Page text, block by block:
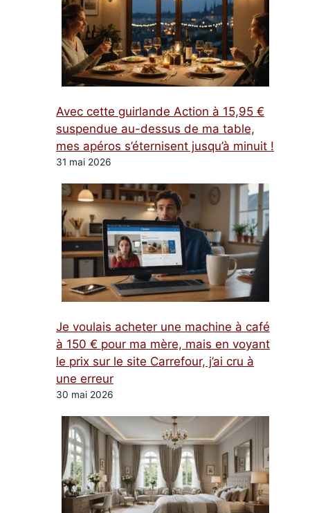
Avec cette guirlande Action à 15,95 €
suspendue au-dessus de ma table,
mes apéros s’éternisent jusqu’à minuit !
31 mai 2026
Je voulais acheter une machine à café
à 150 € pour ma mère, mais en voyant
le prix sur le site Carrefour, j’ai cru à
une erreur
30 mai 2026